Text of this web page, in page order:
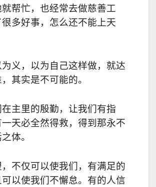
帮忙，也经常去做慈善工
多好事，怎么还不能上天
义，以为自己这样做，就达
其实是不可能的。
主里的殷勤，让我们有指
天必全然得救，得到那永不
体。
不仅可以使我们，有满足的
以使我们不懈怠。有的人信